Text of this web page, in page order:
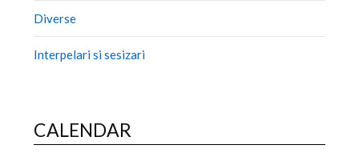
Diverse
Interpelari si sesizari
CALENDAR